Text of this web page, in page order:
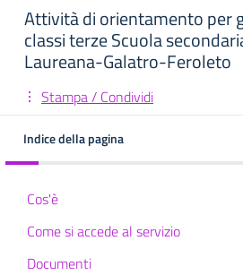
Attività di orientamento per
classi terze Scuola
Laureana-Galatro-Feroleto
Stampa / Condividi
Indice della pagina
Cos'è
Come si accede al servizio
Documenti